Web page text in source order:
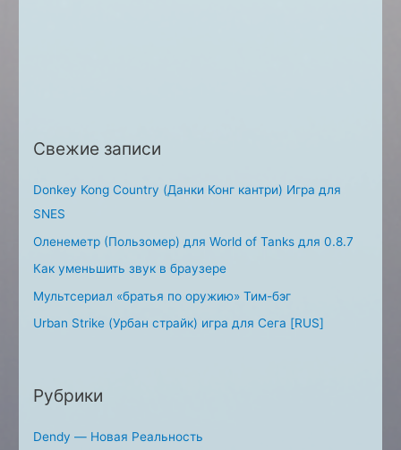
rСвежие записи
Donkey Kong Country (Данки Конг кантри) Игра для
SNES
Оленеметр (Пользомер) для World of Tanks для 0.8.7
Как уменьшить звук в браузере
Мультсериал «братья по оружию» Тим-бэг
Urban Strike (Урбан страйк) игра для Сега [RUS]
Рубрики
Dendy — Новая Реальность